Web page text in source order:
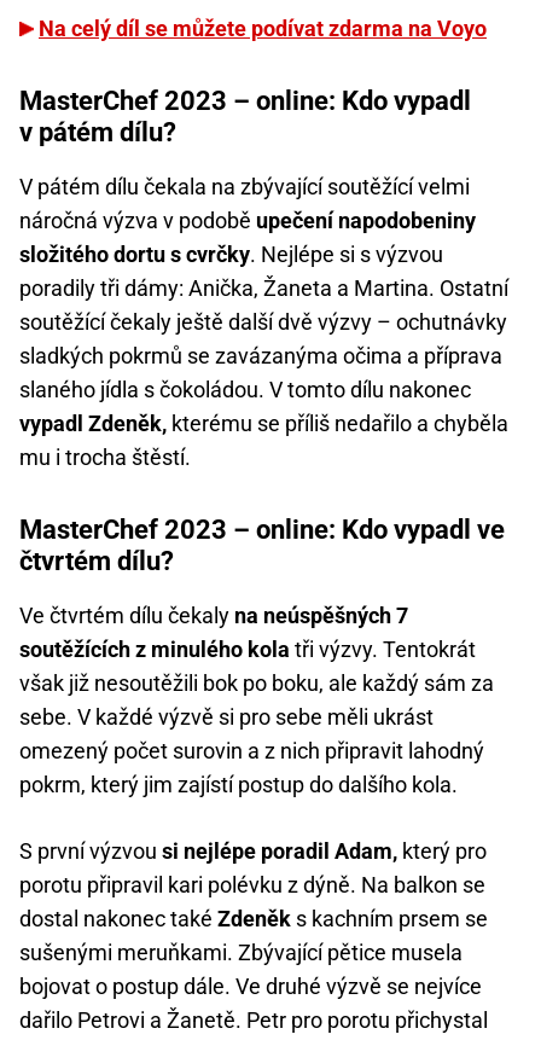
Na celý díl se můžete podívat zdarma na Voyo
MasterChef 2023 – online: Kdo vypadl
v pátém dílu?
V pátém dílu čekala na zbývající soutěžící velmi
náročná výzva v podobě upečení napodobeniny
složitého dortu s cvrčky. Nejlépe si s výzvou
poradily tři dámy: Anička, Žaneta a Martina. Ostatní
soutěžící čekaly ještě další dvě výzvy – ochutnávky
sladkých pokrmů se zavázanýma očima a příprava
slaného jídla s čokoládou. V tomto dílu nakonec
vypadl Zdeněk, kterému se příliš nedařilo a chyběla
mu i trocha štěstí.
MasterChef 2023 – online: Kdo vypadl ve
čtvrtém dílu?
Ve čtvrtém dílu čekaly na neúspěšných 7
soutěžících z minulého kola tři výzvy. Tentokrát
však již nesoutěžili bok po boku, ale každý sám za
sebe. V každé výzvě si pro sebe měli ukrást
omezený počet surovin a z nich připravit lahodný
pokrm, který jim zajístí postup do dalšího kola.
S první výzvou si nejlépe poradil Adam, který pro
porotu připravil kari polévku z dýně. Na balkon se
dostal nakonec také Zdeněk s kachním prsem se
sušenými meruňkami. Zbývající pětice musela
bojovat o postup dále. Ve druhé výzvě se nejvíce
dařilo Petrovi a Žanetě. Petr pro porotu přichystal